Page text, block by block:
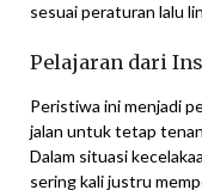
sesuai peraturan lalu
Pelajaran dari
Peristiwa ini menjadi
jalan untuk tetap
Dalam situasi
sering kali justru